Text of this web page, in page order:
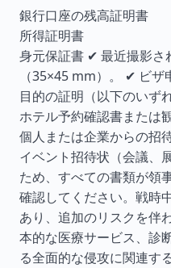
銀行口座の残高証明書
所得証明書
身元保証書 ✔ 最近撮影さ
（35×45 mm）。 ✔ ビ
目的の証明（以下のいず
ホテル予約確認書または
個人または企業からの招
イベント招待状（会議、
ため、すべての書類が領
確認してください。戦時
あり、追加のリスクを伴
本的な医療サービス、診
る全面的な侵攻に関連す